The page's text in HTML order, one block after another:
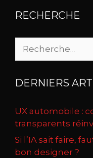
RECHERCHE
DERNIERS
UX automobile :
transparents
Si l’IA sait faire,
bon designer ?